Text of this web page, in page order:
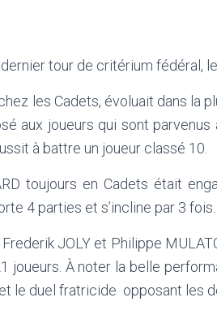
tour de critérium fédéral,
les Cadets, évoluait dans la
aux joueurs qui sont
à battre un joueur classé 10.
toujours en Cadets était
4 parties et s’incline par 3 fois.
Frederik JOLY et Philippe
joueurs. À noter la belle
le duel fratricide opposant les